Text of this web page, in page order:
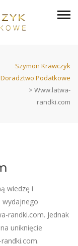
Szymon Krawczyk
Doradztwo Podatkowe
> Www.latwa-
randki.com
wiedzę i
wydajnego
randki.com. Jednak
uniknięcie